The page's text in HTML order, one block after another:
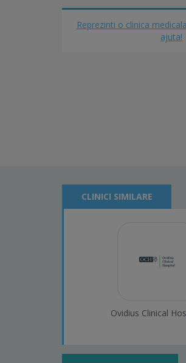
Reprezinti o clinica
ajuta!
CLINICI SIMILARE
Ovidius Clinical